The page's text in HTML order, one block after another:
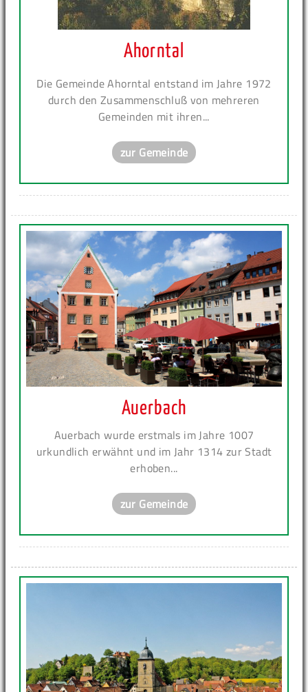
Ahorntal
Die Gemeinde Ahorntal entstand im Jahre 1972
durch den Zusammenschluß von mehreren
Gemeinden mit ihren...
zur Gemeinde
Auerbach
Auerbach wurde erstmals im Jahre 1007
urkundlich erwähnt und im Jahr 1314 zur Stadt
erhoben...
zur Gemeinde